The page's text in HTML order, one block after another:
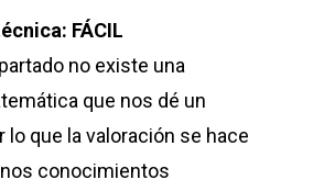
FÁCIL
no existe una
que nos dé un
lo que la valoración se hace
conocimientos